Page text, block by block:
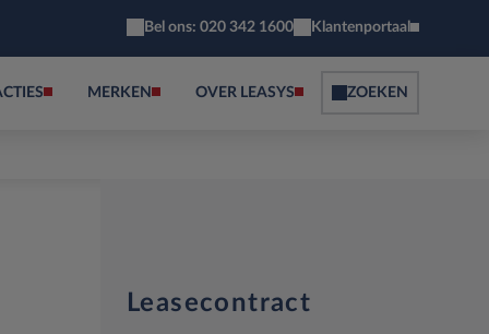
Bel ons: 020 342 1600 Klantenportaal
MERKEN OVER LEASYS ZOEKEN
Leasecontract